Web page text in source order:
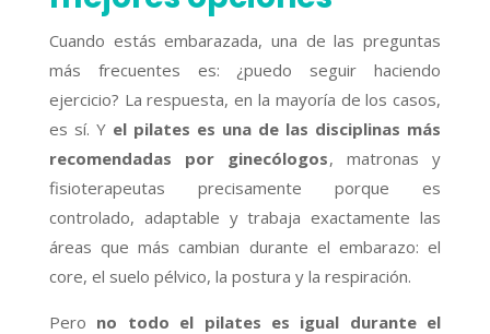
Cuando estás embarazada, una de las preguntas
más frecuentes es: ¿puedo seguir haciendo
ejercicio? La respuesta, en la mayoría de los casos,
es sí. Y el pilates es una de las disciplinas más
recomendadas por ginecólogos, matronas y
fisioterapeutas precisamente porque es
controlado, adaptable y trabaja exactamente las
áreas que más cambian durante el embarazo: el
core, el suelo pélvico, la postura y la respiración.
Pero no todo el pilates es igual durante el